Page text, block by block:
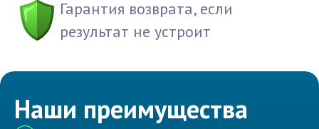
Гарантия возврата, если
результат не устроит
Наши преимущества